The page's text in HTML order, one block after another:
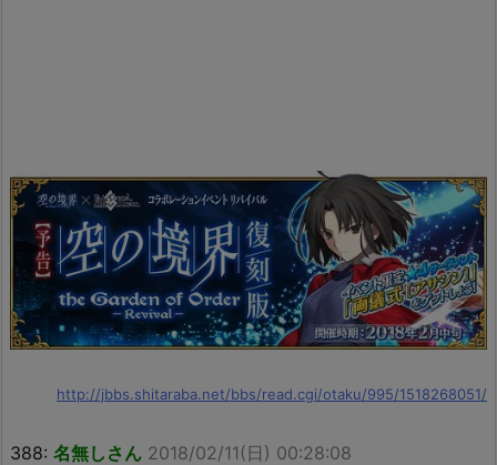
http://jbbs.shitaraba.net/bbs/read.cgi/otaku/995/1518268051/
388: 名無しさん 2018/02/11(日) 00:28:08